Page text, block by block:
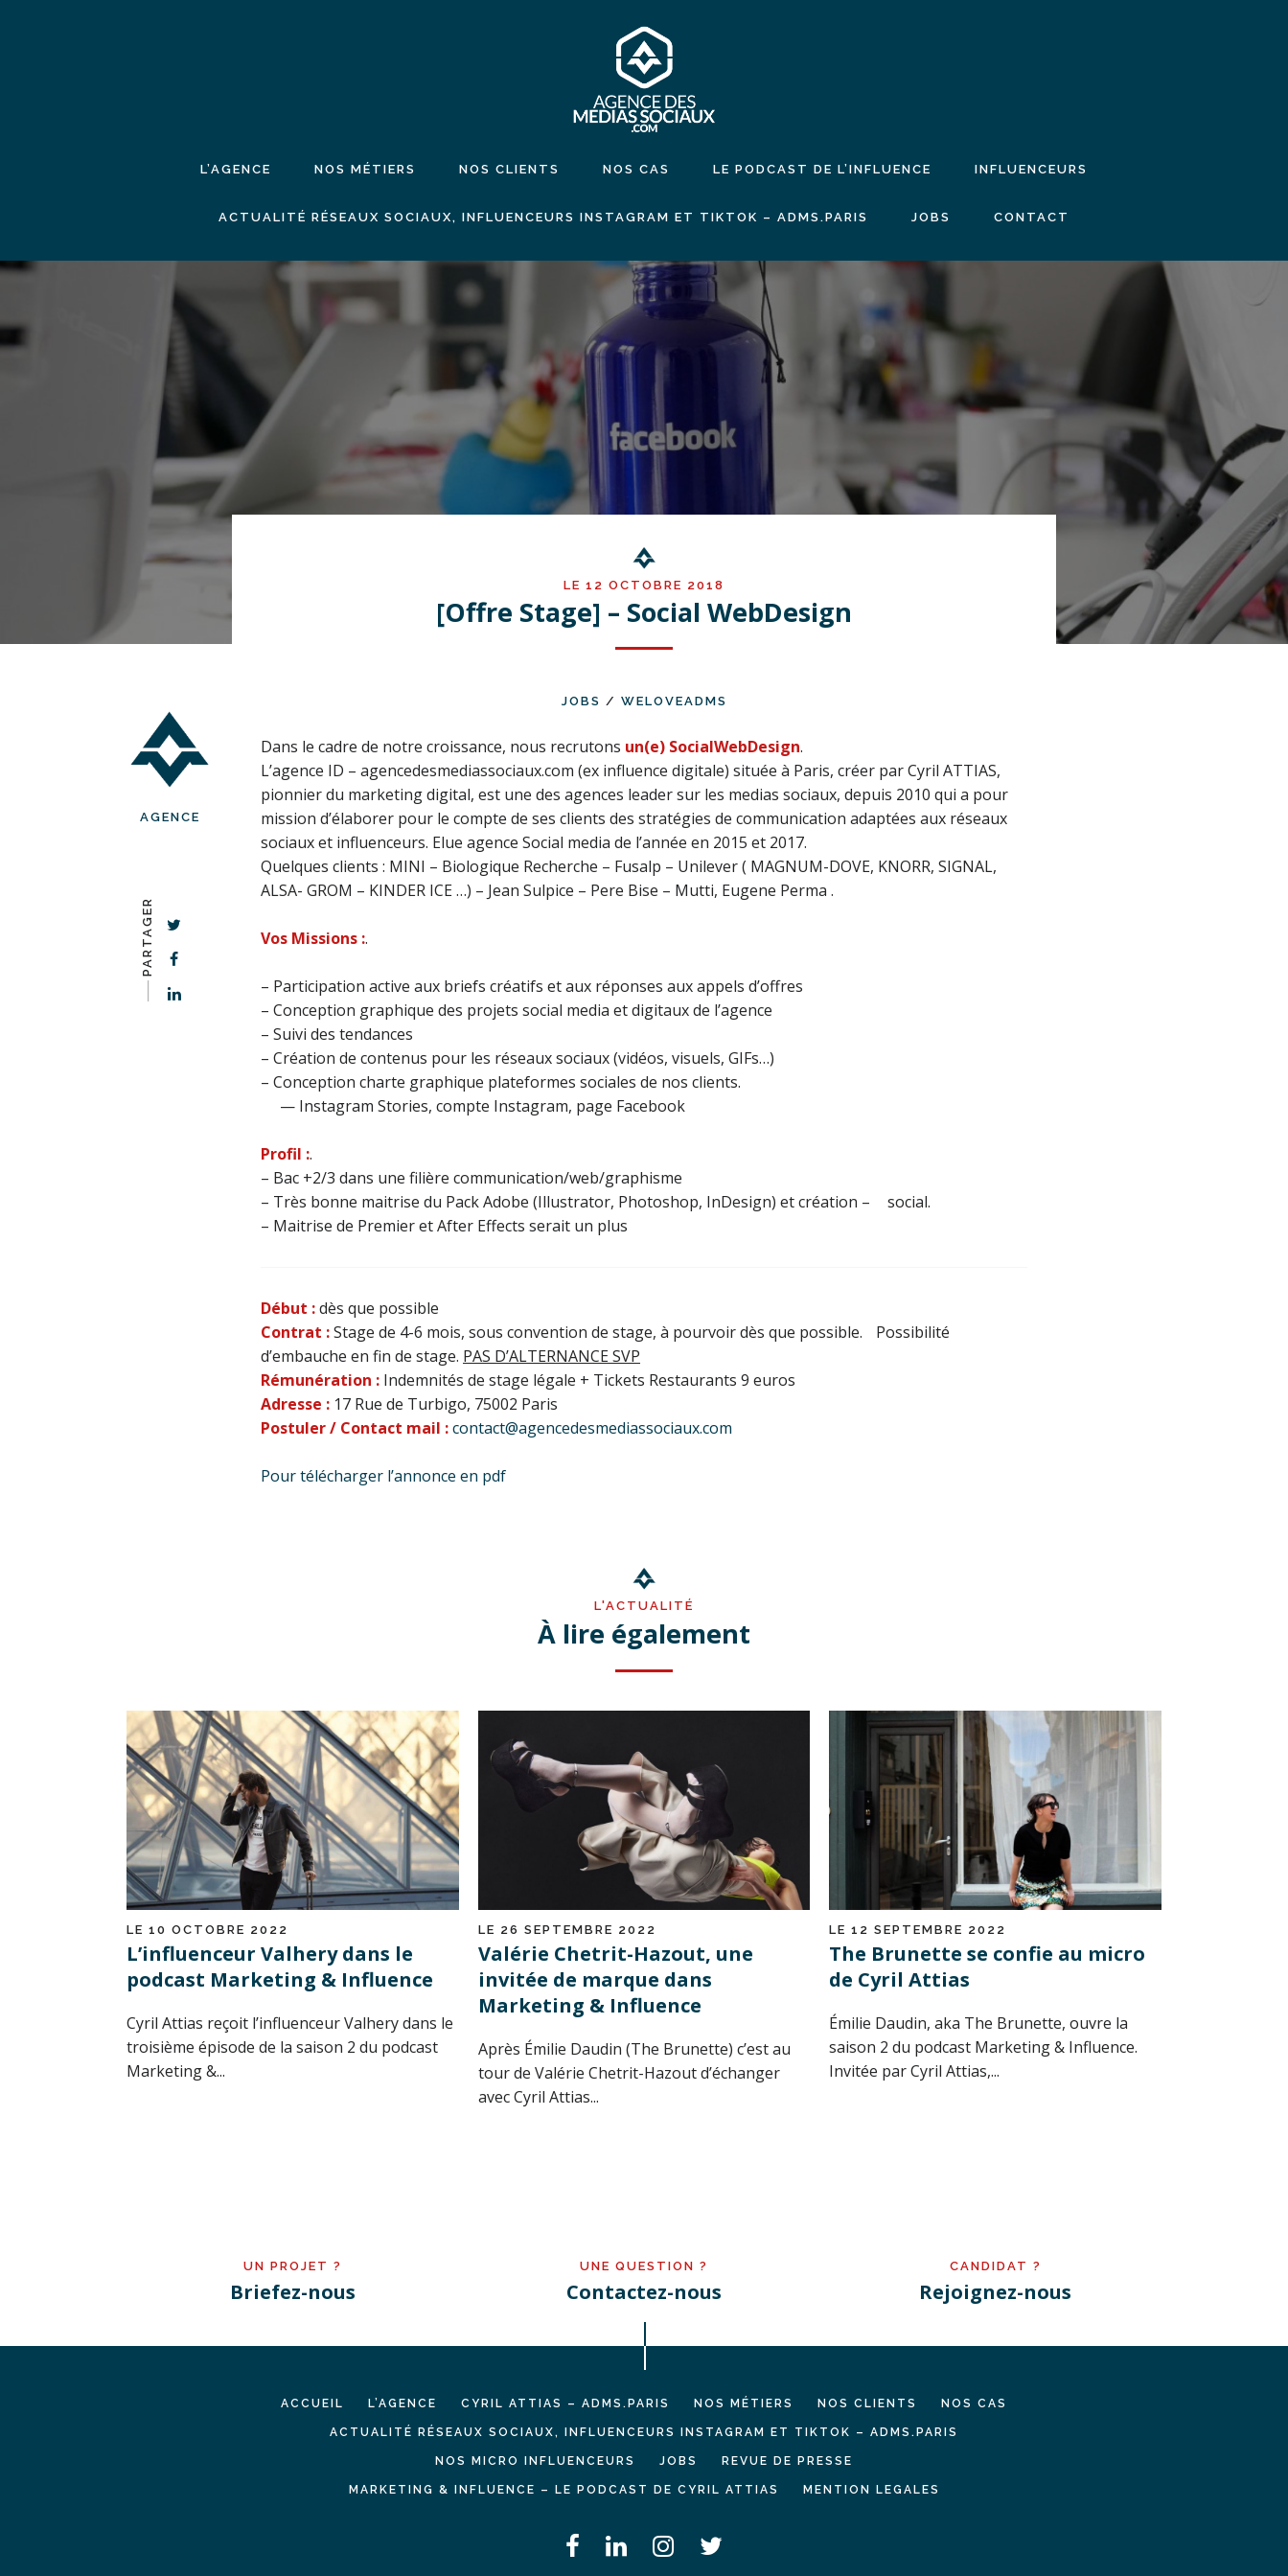
L’AGENCE NOS MÉTIERS NOS CLIENTS NOS CAS LE PODCAST DE L’INFLUENCE INFLUENCEURS
ACTUALITÉ RÉSEAUX SOCIAUX, INFLUENCEURS INSTAGRAM ET TIKTOK – ADMS.PARIS JOBS CONTACT
AGENCE
PARTAGER
LE 12 OCTOBRE 2018
[Offre Stage] – Social WebDesign
JOBS / WELOVEADMS
Dans le cadre de notre croissance, nous recrutons un(e) SocialWebDesign.
L’agence ID – agencedesmediassociaux.com (ex influence digitale) située à Paris, créer par Cyril ATTIAS,
pionnier du marketing digital, est une des agences leader sur les medias sociaux, depuis 2010 qui a pour
mission d’élaborer pour le compte de ses clients des stratégies de communication adaptées aux réseaux
sociaux et influenceurs. Elue agence Social media de l’année en 2015 et 2017.
Quelques clients : MINI – Biologique Recherche – Fusalp – Unilever ( MAGNUM-DOVE, KNORR, SIGNAL,
ALSA- GROM – KINDER ICE …) – Jean Sulpice – Pere Bise – Mutti, Eugene Perma .
Vos Missions :.
– Participation active aux briefs créatifs et aux réponses aux appels d’offres
– Conception graphique des projets social media et digitaux de l’agence
– Suivi des tendances
– Création de contenus pour les réseaux sociaux (vidéos, visuels, GIFs…)
– Conception charte graphique plateformes sociales de nos clients.
— Instagram Stories, compte Instagram, page Facebook
Profil :.
– Bac +2/3 dans une filière communication/web/graphisme
– Très bonne maitrise du Pack Adobe (Illustrator, Photoshop, InDesign) et création – social.
– Maitrise de Premier et After Effects serait un plus
Début :dès que possible
Contrat :Stage de 4-6 mois, sous convention de stage, à pourvoir dès que possible. Possibilité
d’embauche en fin de stage. PAS D’ALTERNANCE SVP
Rémunération : Indemnités de stage légale + Tickets Restaurants 9 euros
Adresse : 17 Rue de Turbigo, 75002 Paris
Postuler / Contact mail :contact@agencedesmediassociaux.com
Pour télécharger l’annonce en pdf
L'ACTUALITÉ
À lire également
LE 10 OCTOBRE 2022
L’influenceur Valhery dans le
podcast Marketing & Influence
Cyril Attias reçoit l’influenceur Valhery dans le
troisième épisode de la saison 2 du podcast
Marketing &...
LE 26 SEPTEMBRE 2022
Valérie Chetrit-Hazout, une
invitée de marque dans
Marketing & Influence
Après Émilie Daudin (The Brunette) c’est au
tour de Valérie Chetrit-Hazout d’échanger
avec Cyril Attias...
LE 12 SEPTEMBRE 2022
The Brunette se confie au micro
de Cyril Attias
Émilie Daudin, aka The Brunette, ouvre la
saison 2 du podcast Marketing & Influence.
Invitée par Cyril Attias,...
UN PROJET ?
Briefez-nous
UNE QUESTION ?
Contactez-nous
CANDIDAT ?
Rejoignez-nous
ACCUEIL L’AGENCE CYRIL ATTIAS – ADMS.PARIS NOS MÉTIERS NOS CLIENTS NOS CAS
ACTUALITÉ RÉSEAUX SOCIAUX, INFLUENCEURS INSTAGRAM ET TIKTOK – ADMS.PARIS
NOS MICRO INFLUENCEURS JOBS REVUE DE PRESSE
MARKETING & INFLUENCE – LE PODCAST DE CYRIL ATTIAS MENTION LEGALES